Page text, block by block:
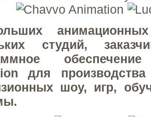
студий,
для
шоу, игр,